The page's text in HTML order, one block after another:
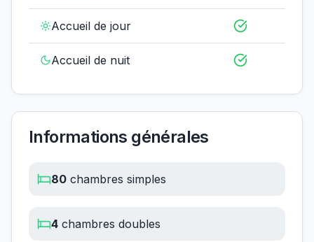
Accueil de jour
Accueil de nuit
Informations générales
80 chambres simples
4 chambres doubles